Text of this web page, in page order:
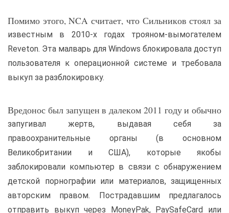
Помимо этого, NCA считает, что Сильников стоял за
известным в 2010-х годах трояном-вымогателем
Reveton. Эта малварь для Windows блокировала доступ
пользователя к операционной системе и требовала
выкуп за разблокировку.
Вредонос был запущен в далеком 2011 году и обычно
запугивал жертв, выдавая себя за
правоохранительные органы (в основном
Великобритании и США), которые якобы
заблокировали компьютер в связи с обнаружением
детской порнографии или материалов, защищенных
авторским правом. Пострадавшим предлагалось
отправить выкуп через MoneyPak, PaySafeCard или